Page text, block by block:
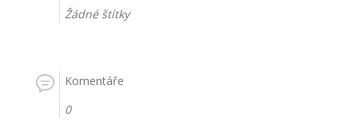
Žádné štítky
Komentáře
0